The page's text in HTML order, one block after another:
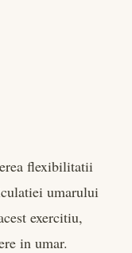
flexibilitatii
umarului
exercitiu,
in umar.